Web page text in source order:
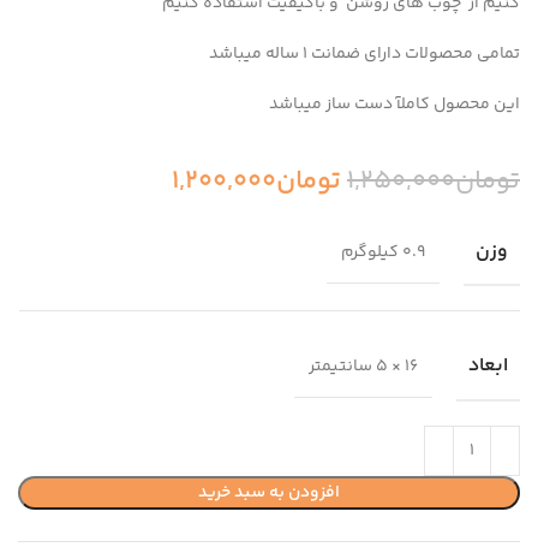
تمامی محصولات دارای ضمانت ۱ ساله میباشد
این محصول کاملآ دست ساز میباشد
تومان1,250,000تومان1,200,000
وزن 0.9 کیلوگرم
ابعاد 16 × 5 سانتیمتر
افزودن به سبد خرید